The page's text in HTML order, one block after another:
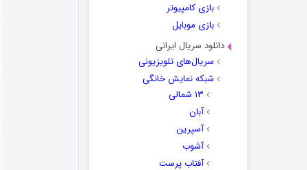
بازی کامپیوتر
بازی موبایل
دانلود سریال ایرانی
سریال‌های تلویزیونی
شبکه نمایش خانگی
۱۳ شمالی
آبان
آسپرین
آشوب
آفتاب پرست